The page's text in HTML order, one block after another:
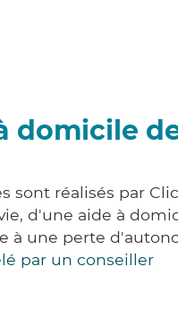
domicile
sont réalisés par
d'une aide à
à une perte
par un conseiller